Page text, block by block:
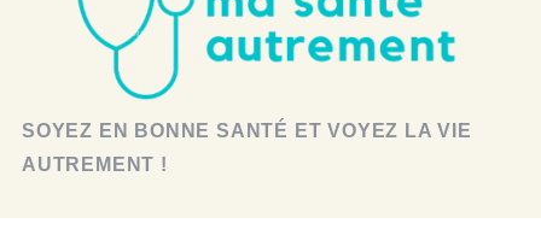
SOYEZ EN BONNE SANTÉ ET VOYEZ LA VIE
AUTREMENT !